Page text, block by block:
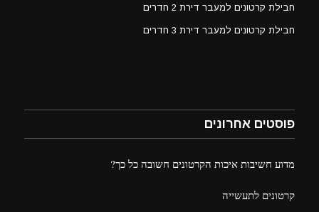
חבילת קרטונים למעבר דירת 2 חדרים
חבילת קרטונים למעבר דירת 3 חדרים
פוסטים אחרונים
מדוע חשיבות איכות הקרטונים חשובה כל כך?
קרטונים לתעשייה